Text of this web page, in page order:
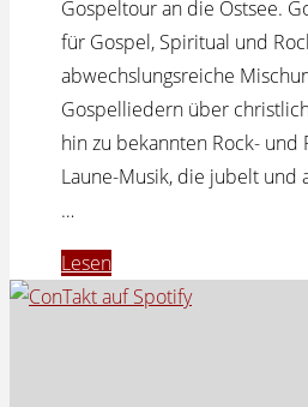
Gospeltour an die Ostsee.
für Gospel, Spiritual und
abwechslungsreiche
Gospelliedern über
hin zu bekannten Rock- und
Laune-Musik, die jubelt und
…
Lesen"GoSpiRo
2025